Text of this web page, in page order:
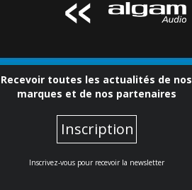
Recevoir toutes les actualités de nos
marques et de nos partenaires
Inscription
Inscrivez-vous pour recevoir la newsletter